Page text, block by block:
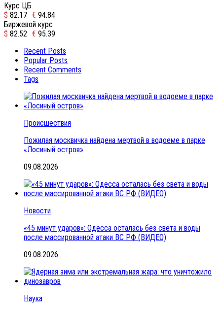
Курс ЦБ
$ 82.17 € 94.84
Биржевой курс
$ 82.52 € 95.39
Recent Posts
Popular Posts
Recent Comments
Tags
Происшествия
Пожилая москвичка найдена мертвой в водоеме в парке
«Лосиный остров»
09.08.2026
Новости
«45 минут ударов»: Одесса осталась без света и воды
после массированной атаки ВС РФ (ВИДЕО)
09.08.2026
Наука